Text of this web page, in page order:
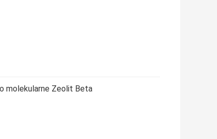
molekularne Zeolit ​​Beta